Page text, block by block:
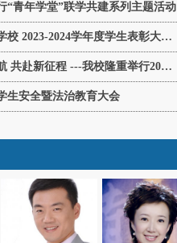
“青年学堂”联学共建系列主题活动
江苏传媒学校 2023-2024学年度学生表彰大会顺利举行
青春正启航 共赴新征程 ---我校隆重举行2024年第二批新团员入团仪式
生安全暨法治教育大会